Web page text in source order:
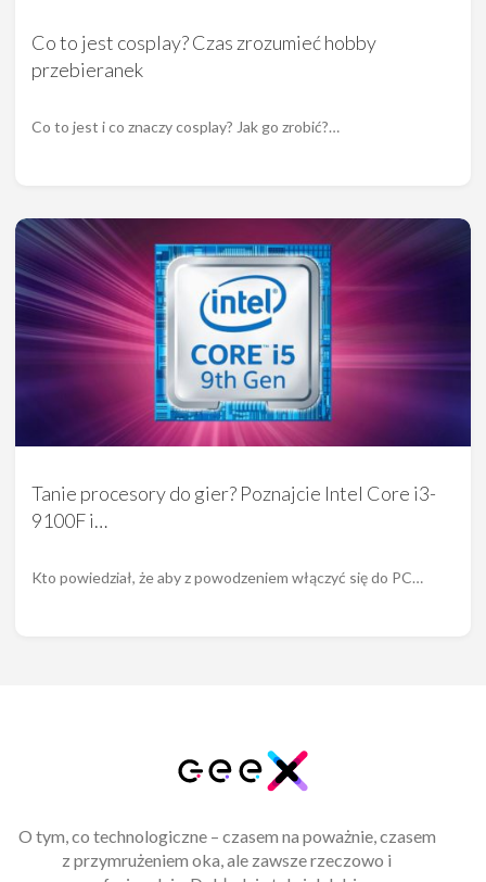
Co to jest cosplay? Czas zrozumieć hobby
przebieranek
Co to jest i co znaczy cosplay? Jak go zrobić?…
Tanie procesory do gier? Poznajcie Intel Core i3-
9100F i…
Kto powiedział, że aby z powodzeniem włączyć się do PC…
O tym, co technologiczne – czasem na poważnie, czasem
z przymrużeniem oka, ale zawsze rzeczowo i